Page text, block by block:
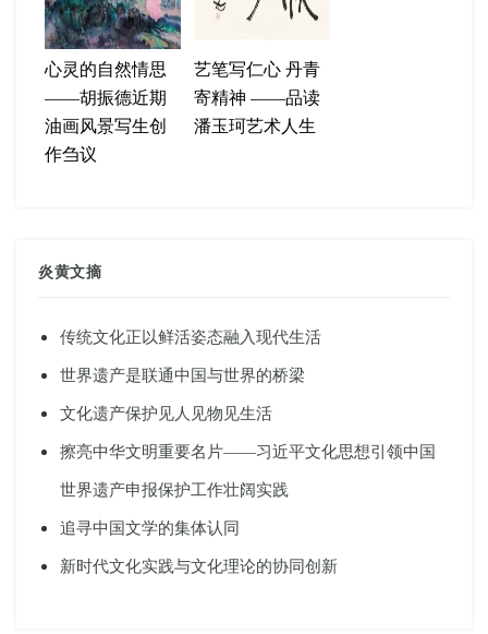
心灵的自然情思
——胡振德近期
油画风景写生创
作刍议
艺笔写仁心 丹青
寄精神 ——品读
潘玉珂艺术人生
炎黄文摘
传统文化正以鲜活姿态融入现代生活
世界遗产是联通中国与世界的桥梁
文化遗产保护见人见物见生活
擦亮中华文明重要名片——习近平文化思想引领中国
世界遗产申报保护工作壮阔实践
追寻中国文学的集体认同
新时代文化实践与文化理论的协同创新